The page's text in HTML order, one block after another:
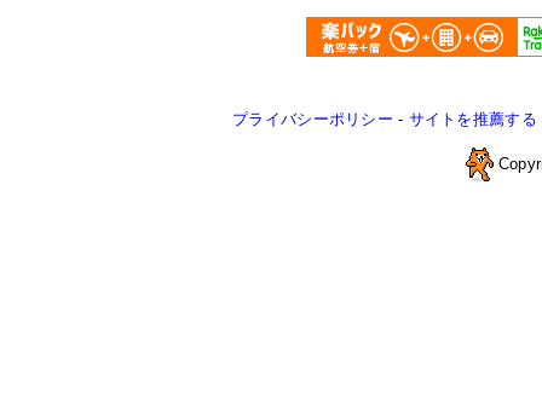
プライバシーポリシー - サイトを推薦する